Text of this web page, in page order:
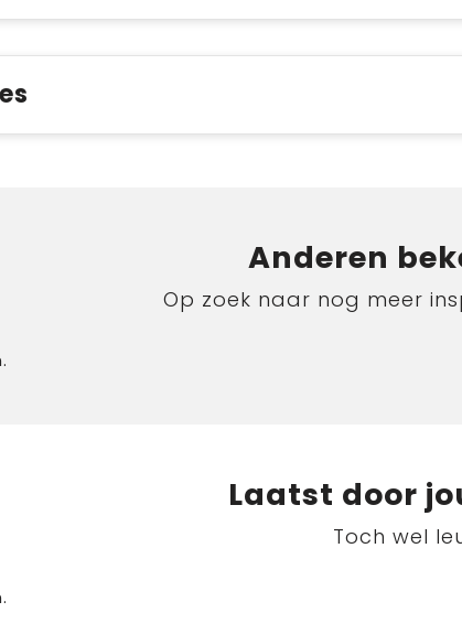
Anderen
Op zoek naar nog meer
Laatst door
Toch wel